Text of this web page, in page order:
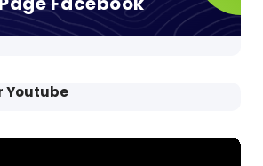
Youtube